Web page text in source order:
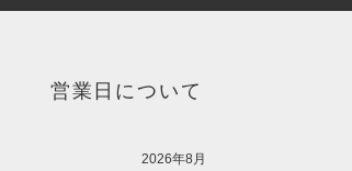
営業日について
2026年8月